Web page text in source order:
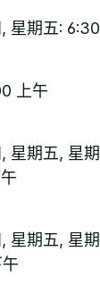
星期五: 6:30
上午
星期五, 星期
星期五, 星期